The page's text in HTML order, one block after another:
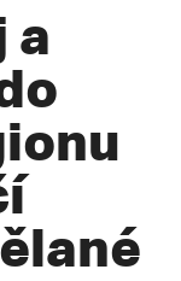
a